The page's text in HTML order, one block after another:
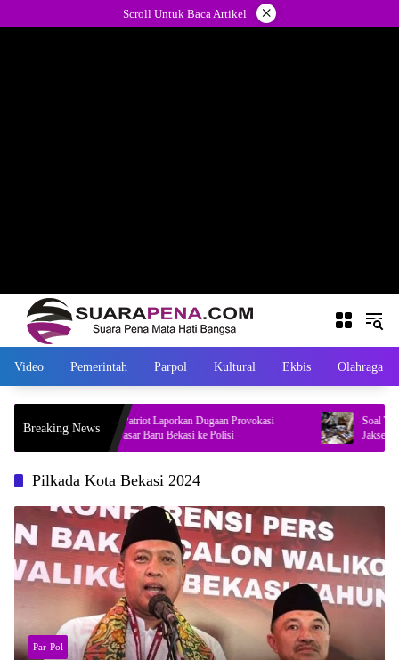
ke
Scroll Untuk Baca Artikel ×
Video Pemerintah Parpol Kultural Ekbis Olahraga
Breaking News
Bos Mitra Patriot Laporkan Dugaan Provokasi
Penataan Pasar Baru Bekasi ke Polisi
Soal Temuan 995
Jaksel, DPR Minta
Pilkada Kota Bekasi 2024
Par-Pol